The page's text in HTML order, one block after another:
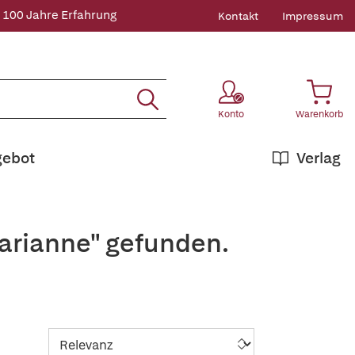
100 Jahre Erfahrung Kontakt Impressum
Konto Warenkorb
Verlag
gefunden.